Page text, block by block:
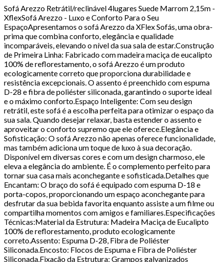
Sofá Arezzo Retrátil/reclinável 4lugares Suede Marrom 2,15m -
XflexSofá Arezzo - Luxo e Conforto Para o Seu
EspaçoApresentamos o sofá Arezzo da XFlex Sofás, uma obra-
prima que combina conforto, elegância e qualidade
incomparáveis, elevando o nível da sua sala de estar.Construção
de Primeira Linha: Fabricado com madeira maciça de eucalipto
100% de reflorestamento, o sofá Arezzo é um produto
ecologicamente correto que proporciona durabilidade e
resistência excepcionais. O assento é preenchido com espuma
D-28 e fibra de poliéster siliconada, garantindo o suporte ideal
e o máximo conforto.Espaço Inteligente: Com seu design
retrátil, este sofá é a escolha perfeita para otimizar o espaço da
sua sala. Quando desejar relaxar, basta estender o assento e
aproveitar o conforto supremo que ele oferece.Elegância e
Sofisticação: O sofá Arezzo não apenas oferece funcionalidade,
mas também adiciona um toque de luxo à sua decoração.
Disponível em diversas cores e com um design charmoso, ele
eleva a elegância do ambiente. É o complemento perfeito para
tornar sua casa mais aconchegante e sofisticada.Detalhes que
Encantam: O braço do sofá é equipado com espuma D-18 e
porta-copos, proporcionando um espaço aconchegante para
desfrutar da sua bebida favorita enquanto assiste a um filme ou
compartilha momentos com amigos e familiares.Especificações
Técnicas:Material da Estrutura: Madeira Maciça de Eucalipto
100% de reflorestamento, produto ecologicamente
correto.Assento: Espuma D-28, Fibra de Poliéster
Siliconada.Encosto: Flocos de Espuma e Fibra de Poliéster
Siliconada.Fixação da Estrutura: Grampos galvanizados